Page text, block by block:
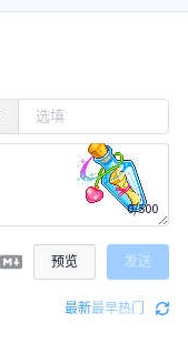
0/500
预览 发送
最新最早热门